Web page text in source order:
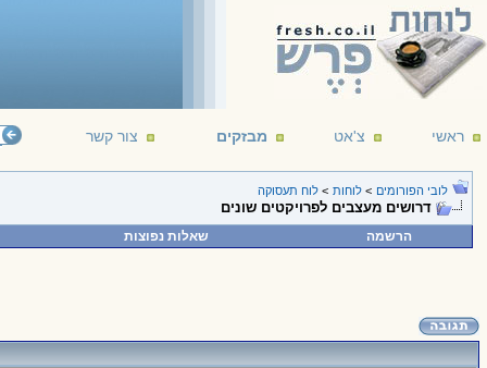
ראשי צ'אט מבזקים צור קשר
לובי הפורומים > לוחות > לוח תעסוקה
דרושים מעצבים לפרויקטים שונים
הרשמה שאלות נפוצות